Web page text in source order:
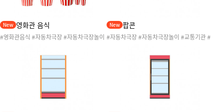
영화관 음식
New
#영화관음식 #자동차극장 #자동차극장놀이
관놀이 #교통기관활동 #교통기관도안 #영화
이영화 #나초 #콜라 #팝콘 #팝콘콤보 #핫도
팝콘
New
#자동차극장 #자동차극장놀이 #교통기관 #
기관활동 #교통기관도안 #영화관매점 #자동
차극장매점 #자동차놀이 #어린이영화 #영화